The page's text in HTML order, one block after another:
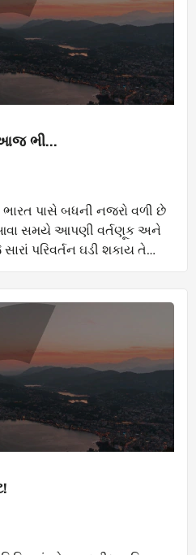
ભી...
પાસે બધની નજરો વળી છે
આવા સમયે આપણી વર્તણૂક અને
પરિવર્તન ઘડી શકાય તે
બહુ મહત્ત્વનું છે